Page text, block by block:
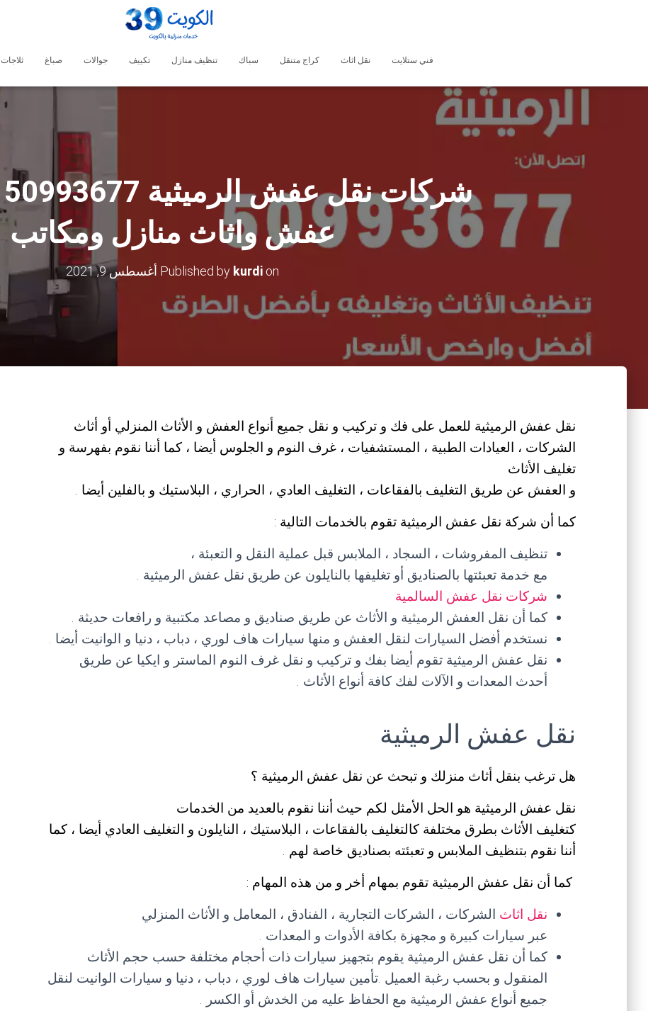
فني ستلايت نقل اثاث كراج متنقل سباك تنظيف منازل تكييف جوالات صباغ ثلاجات
عفش واثاث منازل ومكاتب
Published by kurdion أغسطس 9, 2021
نقل عفش الرميثية للعمل على فك و تركيب و نقل جميع أنواع العفش و الأثاث المنزلي أو أثاث
الشركات ، العيادات الطبية ، المستشفيات ، غرف النوم و الجلوس أيضا ، كما أننا نقوم بفهرسة و
تغليف الأثاث
و العفش عن طريق التغليف بالفقاعات ، التغليف العادي ، الحراري ، البلاستيك و بالفلين أيضا .
كما أن شركة نقل عفش الرميثية تقوم بالخدمات التالية :
تنظيف المفروشات ، السجاد ، الملابس قبل عملية النقل و التعبئة ،
مع خدمة تعبئتها بالصناديق أو تغليفها بالنايلون عن طريق نقل عفش الرميثية .
شركات نقل عفش السالمية
كما أن نقل العفش الرميثية و الأثاث عن طريق صناديق و مصاعد مكتبية و رافعات حديثة .
نستخدم أفضل السيارات لنقل العفش و منها سيارات هاف لوري ، دباب ، دنيا و الوانيت أيضا .
نقل عفش الرميثية تقوم أيضا بفك و تركيب و نقل غرف النوم الماستر و ايكيا عن طريق
أحدث المعدات و الآلات لفك كافة أنواع الأثاث .
نقل عفش الرميثية
هل ترغب بنقل أثاث منزلك و تبحث عن نقل عفش الرميثية ؟
نقل عفش الرميثية هو الحل الأمثل لكم حيث أننا نقوم بالعديد من الخدمات
كتغليف الأثاث بطرق مختلفة كالتغليف بالفقاعات ، البلاستيك ، النايلون و التغليف العادي أيضا ، كما
أننا نقوم بتنظيف الملابس و تعبئته بصناديق خاصة لهم .
كما أن نقل عفش الرميثية تقوم بمهام أخر و من هذه المهام :
نقل اثاث الشركات ، الشركات التجارية ، الفنادق ، المعامل و الأثاث المنزلي
عبر سيارات كبيرة و مجهزة بكافة الأدوات و المعدات .
كما أن نقل عفش الرميثية يقوم بتجهيز سيارات ذات أحجام مختلفة حسب حجم الأثاث
المنقول و بحسب رغبة العميل .تأمين سيارات هاف لوري ، دباب ، دنيا و سيارات الوانيت لنقل
جميع أنواع عفش الرميثية مع الحفاظ عليه من الخدش أو الكسر .